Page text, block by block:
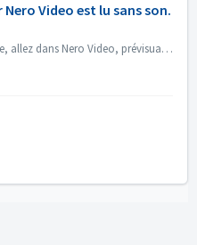
Nero Video est lu sans son.
Si vous rencontrez ce problème, allez dans Nero Video, prévisualisez votre projet source. Assurez-vous que le son est correct avant la gravure. S'il n&#...